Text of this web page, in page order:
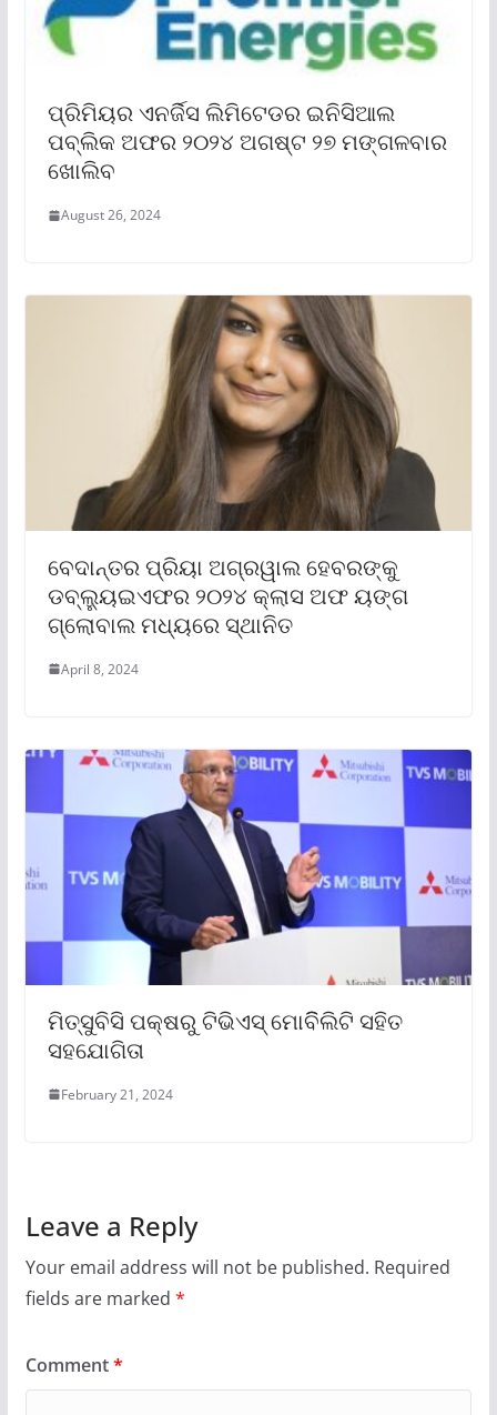
ପ୍ରିମିୟର ଏନର୍ଜିସ ଲିମିଟେଡର ଇନିସିଆଲ
ପବ୍ଲିକ ଅଫର ୨୦୨୪ ଅଗଷ୍ଟ ୨୭ ମଙ୍ଗଳବାର
ଖୋଲିବ
August 26, 2024
ବେଦାନ୍ତର ପ୍ରିୟା ଅଗ୍ରୱାଲ ହେବରଙ୍କୁ
ଡବ୍ଲ୍ୟୁଇଏଫର ୨୦୨୪ କ୍ଲାସ ଅଫ ୟଙ୍ଗ
ଗ୍ଲୋବାଲ ମଧ୍ୟରେ ସ୍ଥାନିତ
April 8, 2024
ମିତ୍‌ସୁବିସି ପକ୍ଷରୁ ଟିଭିଏସ୍ ମୋବିିଲିଟି ସହିତ
ସହଯୋଗିତା
February 21, 2024
Leave a Reply
Your email address will not be published. Required
fields are marked *
Comment*